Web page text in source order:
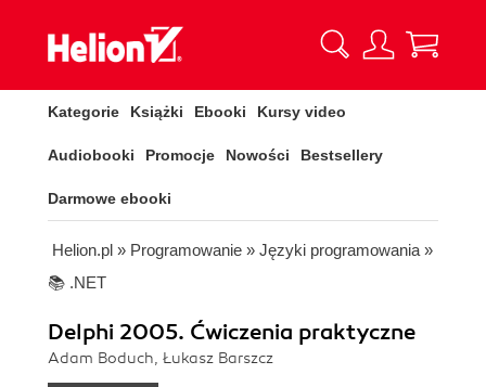
Kategorie Książki Ebooki Kursy video
Audiobooki Promocje Nowości Bestsellery
Darmowe ebooki
Helion.pl » Programowanie » Języki programowania »
📚 .NET
Delphi 2005. Ćwiczenia praktyczne
Adam Boduch, Łukasz Barszcz